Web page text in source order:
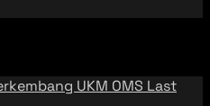
UKM OMS Last